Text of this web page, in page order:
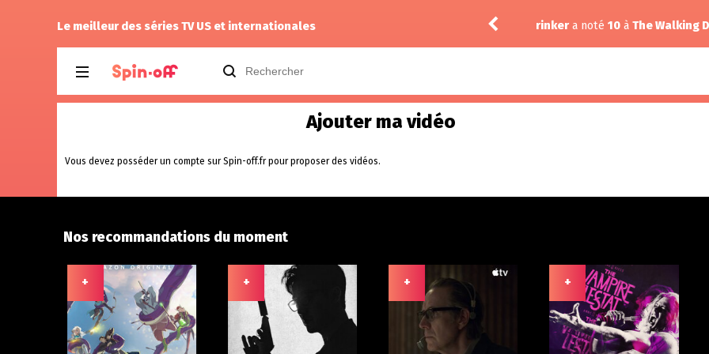
Le meilleur des séries TV US et internationales
Vic24a noté 11àThe Fresh Prince of Bel-Air 6.06 rinker a noté 10 à The Walking
Ajouter ma vidéo
Vous devez posséder un compte sur Spin-off.fr pour proposer des vidéos.
Nos recommandations du moment
+ + + +